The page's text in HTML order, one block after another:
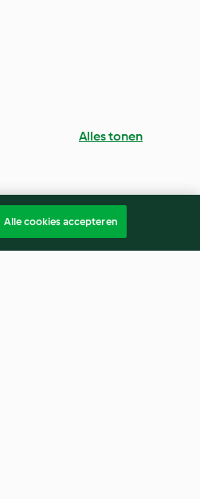
Alles tonen
Alle cookies accepteren